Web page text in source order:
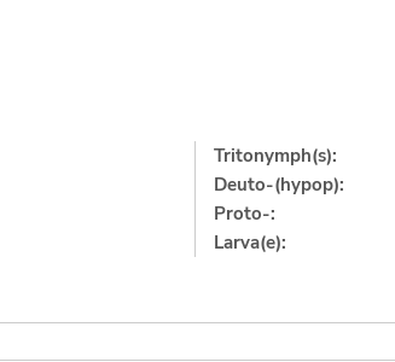
Tritonymph(s):
Deuto-(hypop):
Proto-:
Larva(e):